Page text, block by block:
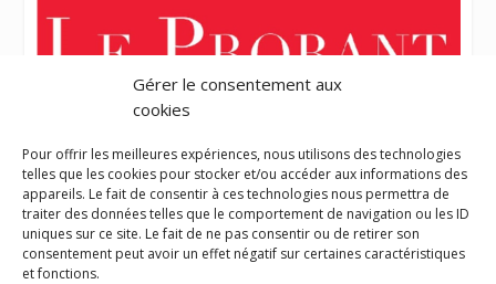
Gérer le consentement aux
cookies
Pour offrir les meilleures expériences, nous utilisons des technologies
telles que les cookies pour stocker et/ou accéder aux informations des
appareils. Le fait de consentir à ces technologies nous permettra de
traiter des données telles que le comportement de navigation ou les ID
uniques sur ce site. Le fait de ne pas consentir ou de retirer son
consentement peut avoir un effet négatif sur certaines caractéristiques
et fonctions.